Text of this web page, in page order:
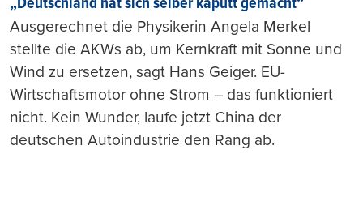
„Deutschland hat sich selber kaputt gemacht“
Ausgerechnet die Physikerin Angela Merkel
stellte die AKWs ab, um Kernkraft mit Sonne und
Wind zu ersetzen, sagt Hans Geiger. EU-
Wirtschaftsmotor ohne Strom – das funktioniert
nicht. Kein Wunder, laufe jetzt China der
deutschen Autoindustrie den Rang ab.